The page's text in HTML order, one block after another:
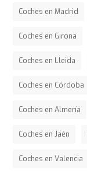
Coches en Madrid
Coches en Girona
Coches en Lleida
Coches en Córdoba
Coches en Almería
Coches en Jaén
Coches en Valencia